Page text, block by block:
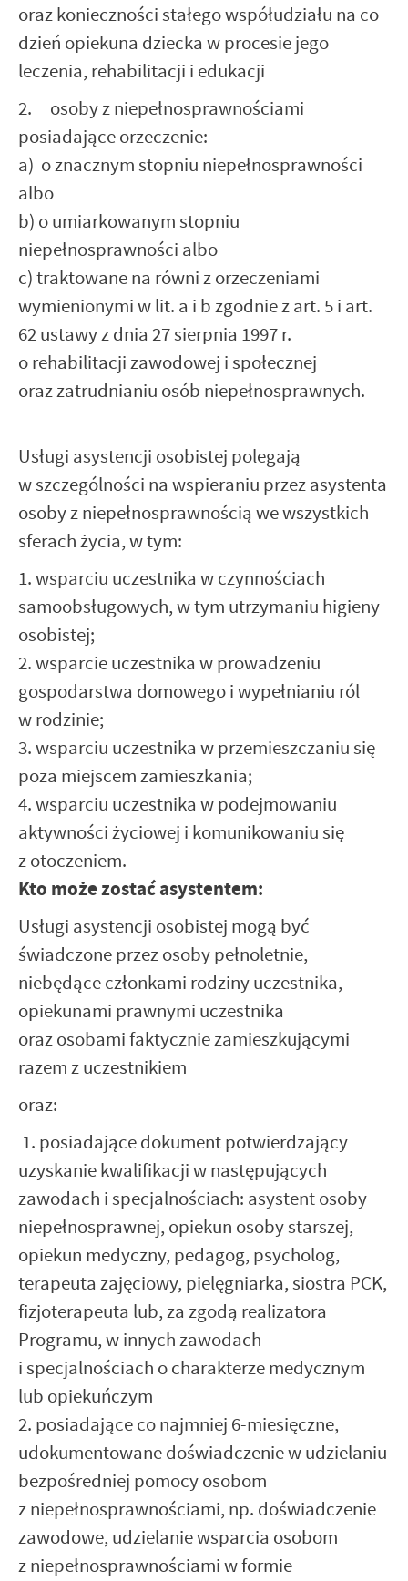
oraz konieczności stałego współudziału na co
dzień opiekuna dziecka w procesie jego
leczenia, rehabilitacji i edukacji
2. osoby z niepełnosprawnościami
posiadające orzeczenie:
a) o znacznym stopniu niepełnosprawności
albo
b) o umiarkowanym stopniu
niepełnosprawności albo
c) traktowane na równi z orzeczeniami
wymienionymi w lit. a i b zgodnie z art. 5 i art.
62 ustawy z dnia 27 sierpnia 1997 r.
o rehabilitacji zawodowej i społecznej
oraz zatrudnianiu osób niepełnosprawnych.
Usługi asystencji osobistej polegają
w szczególności na wspieraniu przez asystenta
osoby z niepełnosprawnością we wszystkich
sferach życia, w tym:
1. wsparciu uczestnika w czynnościach
samoobsługowych, w tym utrzymaniu higieny
osobistej;
2. wsparcie uczestnika w prowadzeniu
gospodarstwa domowego i wypełnianiu ról
w rodzinie;
3. wsparciu uczestnika w przemieszczaniu się
poza miejscem zamieszkania;
4. wsparciu uczestnika w podejmowaniu
aktywności życiowej i komunikowaniu się
z otoczeniem.
Kto może zostać asystentem:
Usługi asystencji osobistej mogą być
świadczone przez osoby pełnoletnie,
niebędące członkami rodziny uczestnika,
opiekunami prawnymi uczestnika
oraz osobami faktycznie zamieszkującymi
razem z uczestnikiem
oraz:
1. posiadające dokument potwierdzający
uzyskanie kwalifikacji w następujących
zawodach i specjalnościach: asystent osoby
niepełnosprawnej, opiekun osoby starszej,
opiekun medyczny, pedagog, psycholog,
terapeuta zajęciowy, pielęgniarka, siostra PCK,
fizjoterapeuta lub, za zgodą realizatora
Programu, w innych zawodach
i specjalnościach o charakterze medycznym
lub opiekuńczym
2. posiadające co najmniej 6-miesięczne,
udokumentowane doświadczenie w udzielaniu
bezpośredniej pomocy osobom
z niepełnosprawnościami, np. doświadczenie
zawodowe, udzielanie wsparcia osobom
z niepełnosprawnościami w formie